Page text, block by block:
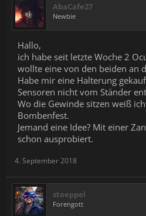
AbaCafe27
Newbie
Hallo,
ich habe seit letzte Woche 2
wollte eine von den beiden an
Habe mir eine Halterung
Sensoren nicht vom Ständer
Wo die Gewinde sitzen weiß
Bombenfest.
Jemand eine Idee? Mit einer
schon ausprobiert.
4. September 2018
stoeppel
Forengott